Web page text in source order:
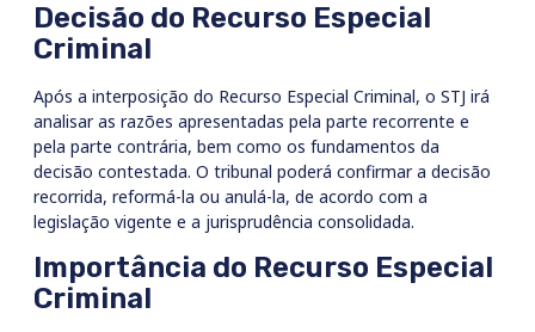
Decisão do Recurso Especial
Criminal
Após a interposição do Recurso Especial Criminal, o STJ irá
analisar as razões apresentadas pela parte recorrente e
pela parte contrária, bem como os fundamentos da
decisão contestada. O tribunal poderá confirmar a decisão
recorrida, reformá-la ou anulá-la, de acordo com a
legislação vigente e a jurisprudência consolidada.
Importância do Recurso Especial
Criminal